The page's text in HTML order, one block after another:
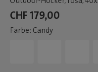
CHF 179,00
Farbe: Candy